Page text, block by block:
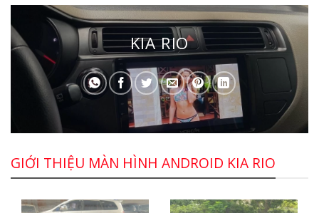
KIA RIO
GIỚI THIỆU MÀN HÌNH ANDROID KIA RIO